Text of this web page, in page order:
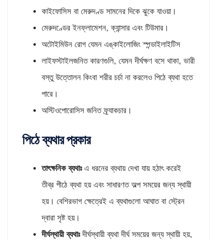
কাইফোসিস বা মেরুদণ্ড সামনের দিকে ঝুকে যাওয়া।
মেরুদণ্ডের ইনফ্লামেশন, ক্যান্সার এবং টিউমার।
অটোইমিউন রোগ যেমন এঙ্কাইলোজিং স্পন্ডাইলাইটিস
লাইফস্টাইলজনিত কারণগুলি, যেমন দীর্ঘক্ষণ বসে থাকা, ভারী
বস্তু উত্তোলন কিংবা শরীর চর্চা না করলেও পিঠে ব্যথা হতে
পারে।
অস্টিওপোরোসিস জনিত ফ্র্যাকচার।
পিঠে ব্যথার প্রকার
তাৎক্ষনিক ব্যথাঃএ ধরনের ব্যথায় দেখা যায় হঠাৎ করেই
তীব্র পীঠে ব্যথা হয় এবং সাধারণত অল্প সময়ের জন্য স্থায়ী
হয়। বেশিরভাগ ক্ষেত্রেই এ ব্যথাগুলো আঘাত বা স্ট্রেন
দ্বারা সৃষ্ট হয়।
দীর্ঘস্থায়ী ব্যথাঃদীর্ঘস্থায়ী ব্যথা দীর্ঘ সময়ের জন্য স্থায়ী হয়,